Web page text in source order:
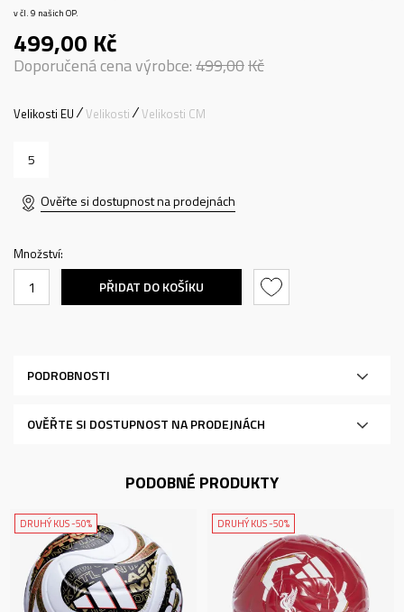
v čl. 9 našich OP.
499,00 Kč
Doporučená cena výrobce:499,00Kč
Velikosti EU Velikosti Velikosti CM
5
Ověřte si dostupnost na prodejnách
Množství:
PŘIDAT DO KOŠÍKU
PODROBNOSTI
OVĚŘTE SI DOSTUPNOST NA PRODEJNÁCH
PODOBNÉ PRODUKTY
DRUHÝ KUS -50% DRUHÝ KUS -50%